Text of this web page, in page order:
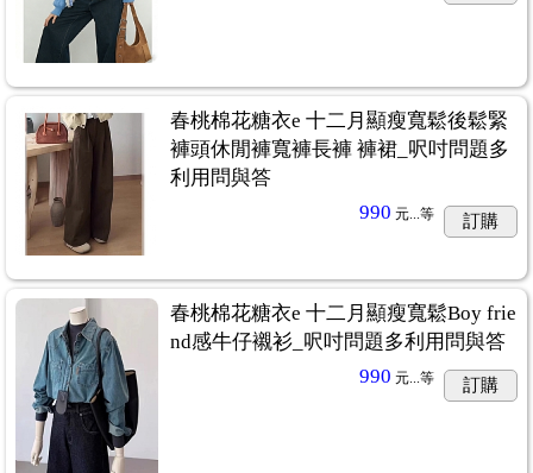
春桃棉花糖衣e 十二月顯瘦寬鬆後鬆緊
褲頭休閒褲寬褲長褲 褲裙_呎吋問題多
利用問與答
990 元...等 訂購
春桃棉花糖衣e 十二月顯瘦寬鬆Boy frie
nd感牛仔襯衫_呎吋問題多利用問與答
990 元...等 訂購